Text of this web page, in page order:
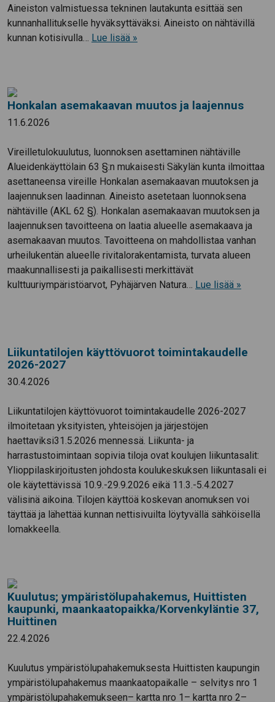
Aineiston valmistuessa tekninen lautakunta esittää sen
kunnanhallitukselle hyväksyttäväksi. Aineisto on nähtävillä
kunnan kotisivulla… Lue lisää »
Honkalan asemakaavan muutos ja laajennus
11.6.2026
Vireilletulokuulutus, luonnoksen asettaminen nähtäville
Alueidenkäyttölain 63 §:n mukaisesti Säkylän kunta ilmoittaa
asettaneensa vireille Honkalan asemakaavan muutoksen ja
laajennuksen laadinnan. Aineisto asetetaan luonnoksena
nähtäville (AKL 62 §). Honkalan asemakaavan muutoksen ja
laajennuksen tavoitteena on laatia alueelle asemakaava ja
asemakaavan muutos. Tavoitteena on mahdollistaa vanhan
urheilukentän alueelle rivitalorakentamista, turvata alueen
maakunnallisesti ja paikallisesti merkittävät
kulttuuriympäristöarvot, Pyhäjärven Natura… Lue lisää »
Liikuntatilojen käyttövuorot toimintakaudelle
2026-2027
30.4.2026
Liikuntatilojen käyttövuorot toimintakaudelle 2026-2027
ilmoitetaan yksityisten, yhteisöjen ja järjestöjen
haettaviksi31.5.2026 mennessä. Liikunta- ja
harrastustoimintaan sopivia tiloja ovat koulujen liikuntasalit:
Ylioppilaskirjoitusten johdosta koulukeskuksen liikuntasali ei
ole käytettävissä 10.9.-29.9.2026 eikä 11.3.-5.4.2027
välisinä aikoina. Tilojen käyttöä koskevan anomuksen voi
täyttää ja lähettää kunnan nettisivuilta löytyvällä sähköisellä
lomakkeella.
Kuulutus; ympäristölupahakemus, Huittisten
kaupunki, maankaatopaikka/Korvenkyläntie 37,
Huittinen
22.4.2026
Kuulutus ympäristölupahakemuksesta Huittisten kaupungin
ympäristölupahakemus maankaatopaikalle – selvitys nro 1
ympäristölupahakemukseen– kartta nro 1– kartta nro 2–